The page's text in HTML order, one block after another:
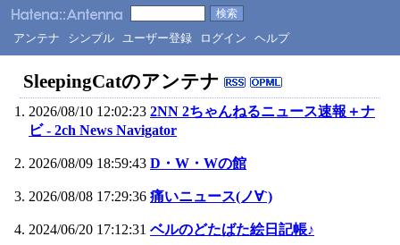
アンテナ シンプル ユーザー登録 ログイン ヘルプ
SleepingCatのアンテナ
2026/08/10 12:02:23 2NN 2ちゃんねるニュース速報＋ナ
ビ - 2ch News Navigator
2026/08/09 18:59:43 D・W・Wの館
2026/08/08 17:29:36 痛いニュース(ノ∀`)
2024/06/20 17:12:31 ベルのどたばた絵日記帳♪